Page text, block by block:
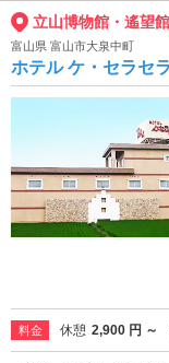
立山博物館・遙望
富山県 富山市大泉中町
ホテル ケ・セラセラ
料金 休憩 2,900 円 ～